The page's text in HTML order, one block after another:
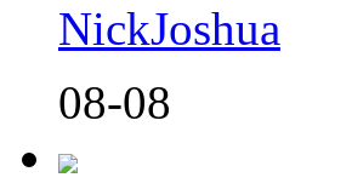
NickJoshua
08-08